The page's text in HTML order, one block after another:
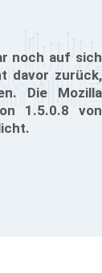
noch auf sich
davor zurück,
Die Mozilla
1.5.0.8 von